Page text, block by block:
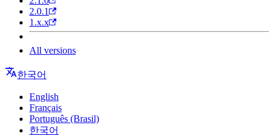
2.0.1
1.x.x
All versions
한국어
English
Français
Português (Brasil)
한국어